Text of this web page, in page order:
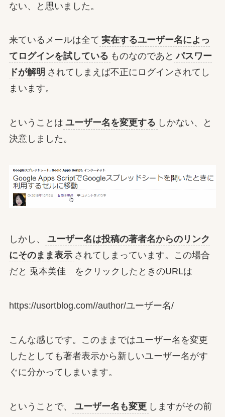
ない、と思いました。
来ているメールは全て 実在するユーザー名によっ
てログインを試している ものなのであと パスワー
ドが解明 されてしまえば不正にログインされてし
まいます。
ということは ユーザー名を変更する しかない、と
決意しました。
しかし、
ユーザー名は投稿の著者名からのリンク
にそのまま表示 されてしまっています。この場合
だと 兎本美佳 をクリックしたときのURLは
https://usortblog.com//author/ユーザー名/
こんな感じです。このままではユーザー名を変更
したとしても著者表示から新しいユーザー名がす
ぐに分かってしまいます。
ということで、 ユーザー名も変更 しますがその前